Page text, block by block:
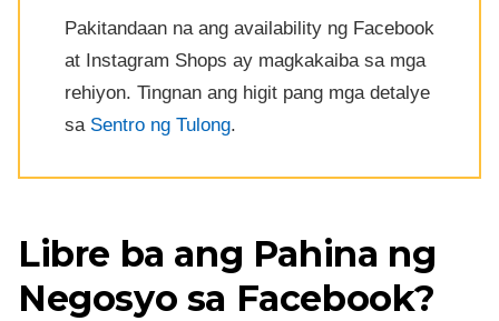
Pakitandaan na ang availability ng Facebook
at Instagram Shops ay magkakaiba sa mga
rehiyon. Tingnan ang higit pang mga detalye
sa Sentro ng Tulong.
Libre ba ang Pahina ng
Negosyo sa Facebook?